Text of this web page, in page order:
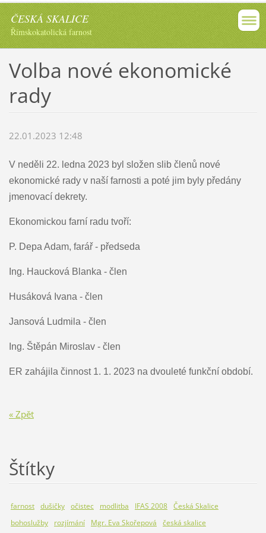
ČESKÁ SKALICE
Římskokatolická farnost
Volba nové ekonomické
rady
22.01.2023 12:48
V neděli 22. ledna 2023 byl složen slib členů nové
ekonomické rady v naší farnosti a poté jim byly předány
jmenovací dekrety.
Ekonomickou farní radu tvoří:
P. Depa Adam, farář - předseda
Ing. Haucková Blanka - člen
Husáková Ivana - člen
Jansová Ludmila - člen
Ing. Štěpán Miroslav - člen
ER zahájila činnost 1. 1. 2023 na dvouleté funkční období.
« Zpět
Štítky
farnost dušičky očistec modlitba IFAS 2008 Česká Skalice
bohoslužby
rozjímání Mgr. Eva Skořepová česká skalice